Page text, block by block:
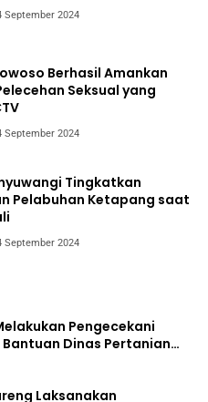
September 2024
Berhasil Amankan
Seksual yang
September 2024
Tingkatkan
Pelabuhan Ketapang saat
September 2024
Pengecekani
Dinas Pertanian
Laksanakan